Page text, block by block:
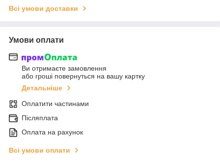
Всі умови доставки
Умови оплати
Ви отримаєте замовлення
або гроші повернуться на вашу картку
Детальніше
Оплатити частинами
Післяплата
Оплата на рахунок
Всі умови оплати